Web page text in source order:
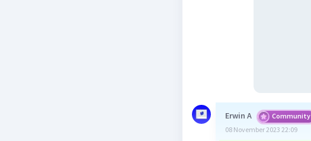
Erwin A Community
08 November 2023 22:09